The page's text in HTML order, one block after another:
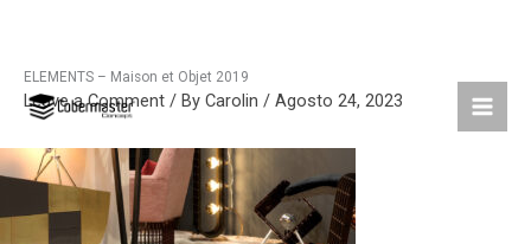
SkipELEMENTS – Maison et Objet 2019
Leave a Comment / By Carolin / Agosto 24, 2023